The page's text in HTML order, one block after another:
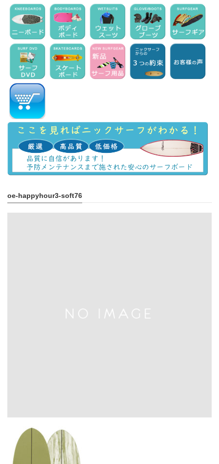
oe-happyhour3-soft76